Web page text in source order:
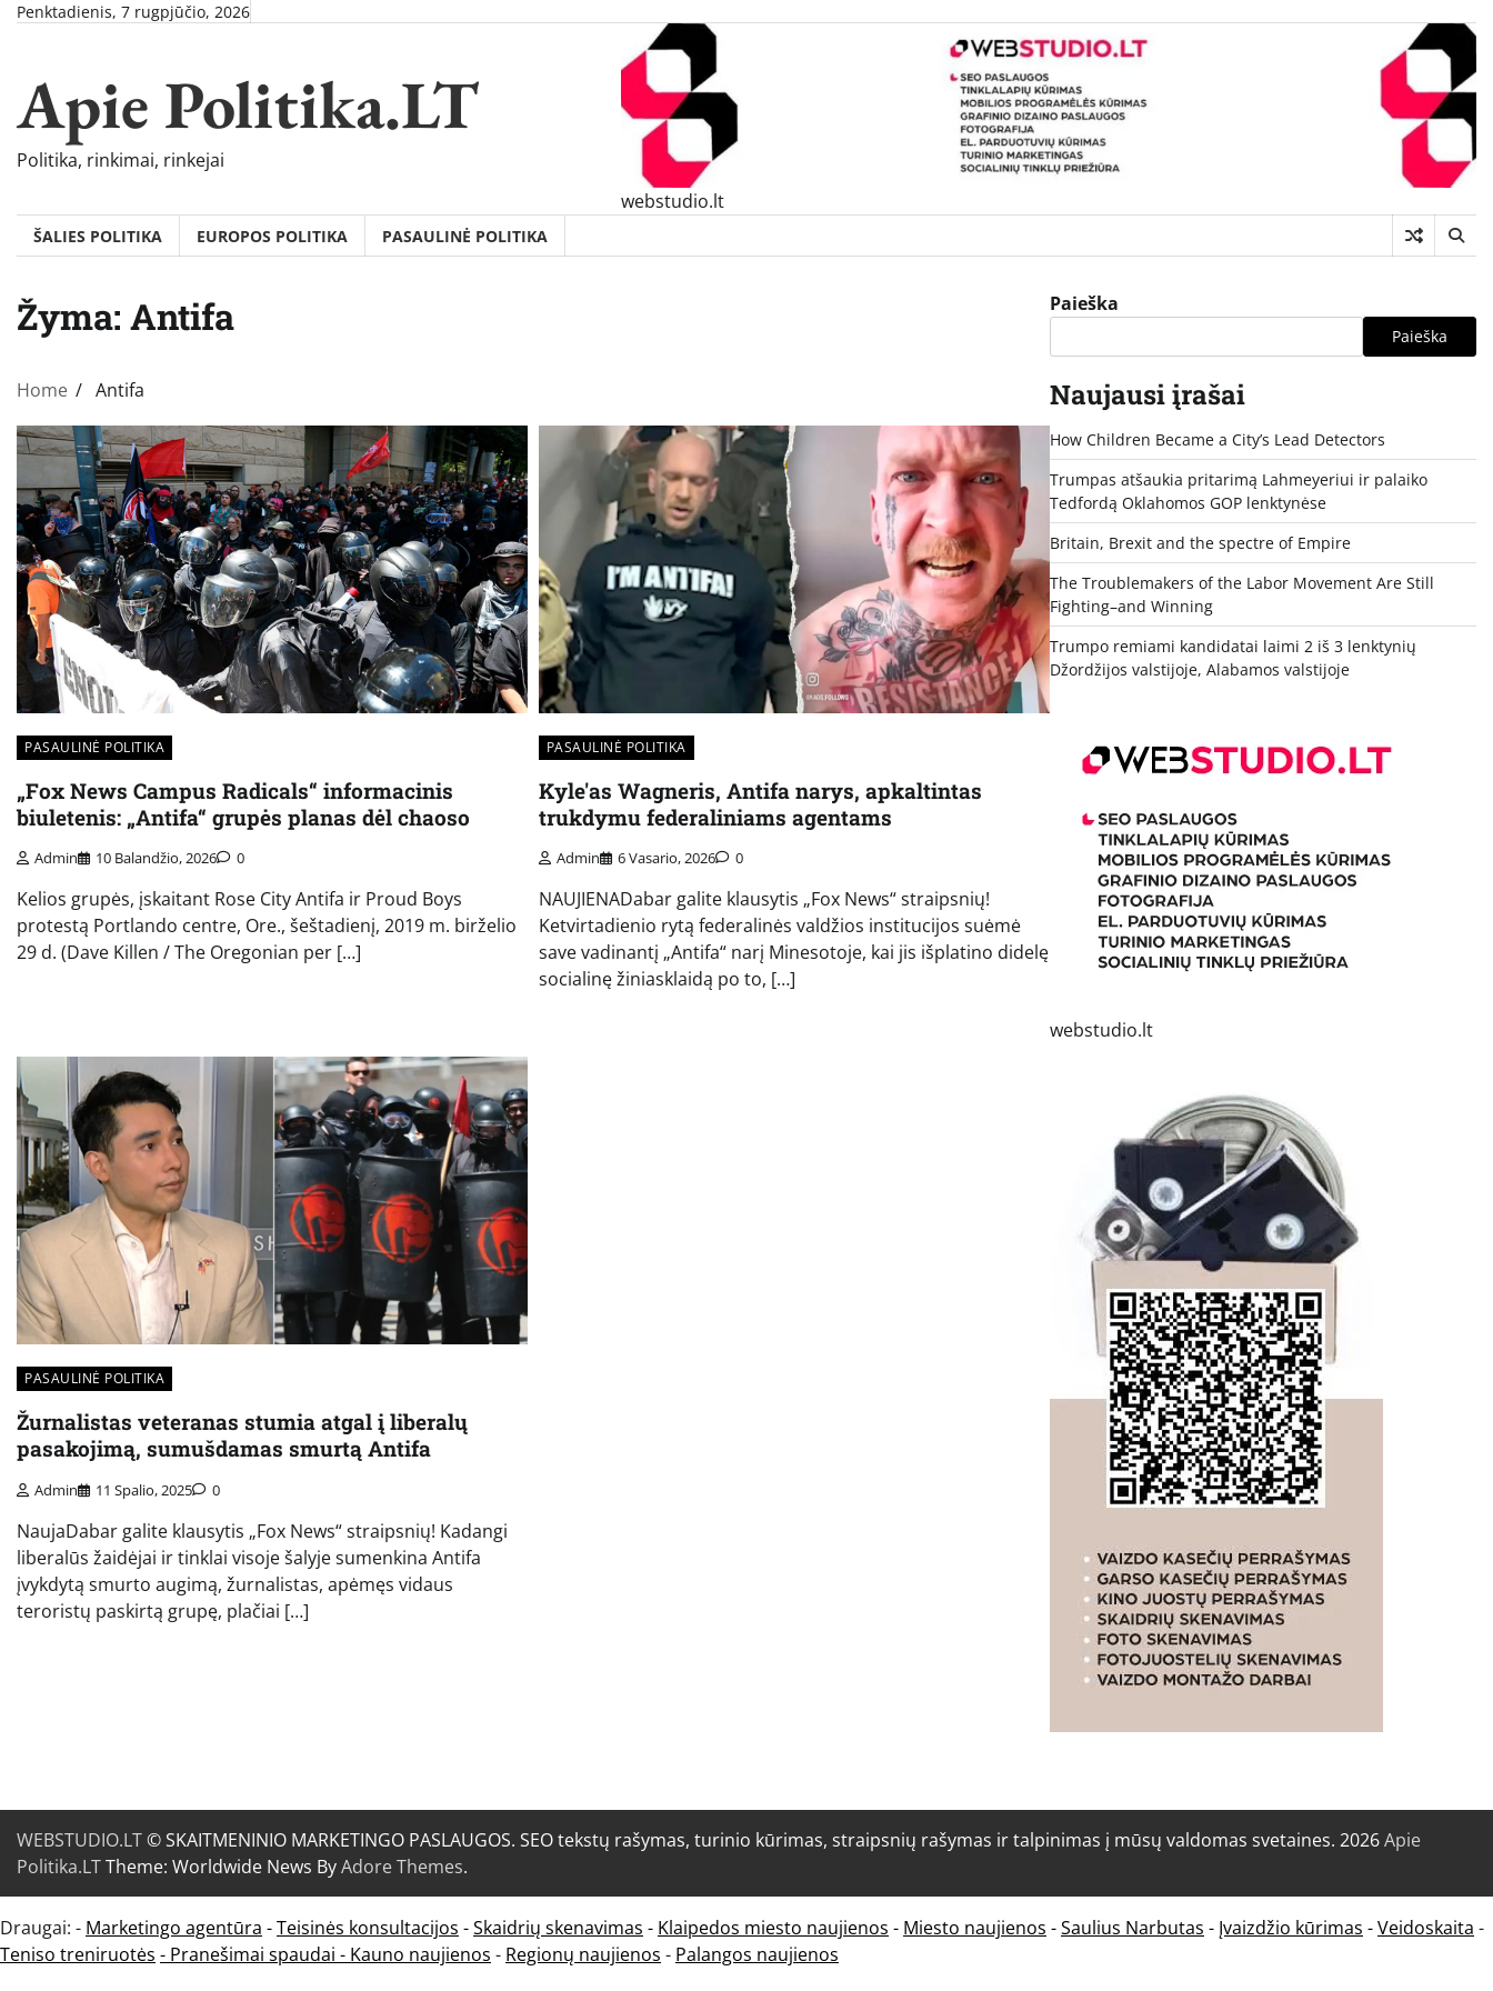
SkipPenktadienis, 7 rugpjūčio, 2026
Apie Politika.LT
Politika, rinkimai, rinkejai
webstudio.lt
ŠALIES POLITIKA EUROPOS POLITIKA PASAULINĖ POLITIKA
Žyma: Antifa
Home Antifa
PASAULINĖ POLITIKA
„Fox News Campus Radicals“ informacinis
biuletenis: „Antifa“ grupės planas dėl chaoso
Admin 10 Balandžio, 2026 0
Kelios grupės, įskaitant Rose City Antifa ir Proud Boys
protestą Portlando centre, Ore., šeštadienį, 2019 m. birželio
29 d. (Dave Killen / The Oregonian per […]
PASAULINĖ POLITIKA
Kyle'as Wagneris, Antifa narys, apkaltintas
trukdymu federaliniams agentams
Admin 6 Vasario, 2026 0
NAUJIENADabar galite klausytis „Fox News“ straipsnių!
Ketvirtadienio rytą federalinės valdžios institucijos suėmė
save vadinantį „Antifa“ narį Minesotoje, kai jis išplatino didelę
socialinę žiniasklaidą po to, […]
PASAULINĖ POLITIKA
Žurnalistas veteranas stumia atgal į liberalų
pasakojimą, sumušdamas smurtą Antifa
Admin 11 Spalio, 2025 0
NaujaDabar galite klausytis „Fox News“ straipsnių! Kadangi
liberalūs žaidėjai ir tinklai visoje šalyje sumenkina Antifa
įvykdytą smurto augimą, žurnalistas, apėmęs vidaus
teroristų paskirtą grupę, plačiai […]
Paieška
Paieška
Naujausi įrašai
How Children Became a City’s Lead Detectors
Trumpas atšaukia pritarimą Lahmeyeriui ir palaiko
Tedfordą Oklahomos GOP lenktynėse
Britain, Brexit and the spectre of Empire
The Troublemakers of the Labor Movement Are Still
Fighting–and Winning
Trumpo remiami kandidatai laimi 2 iš 3 lenktynių
Džordžijos valstijoje, Alabamos valstijoje
webstudio.lt
WEBSTUDIO.LT© SKAITMENINIO MARKETINGO PASLAUGOS. SEO tekstų rašymas, turinio kūrimas, straipsnių rašymas ir talpinimas į mūsų valdomas svetaines. 2026Apie
Politika.LTTheme: Worldwide News ByAdore Themes.
Draugai: - Marketingo agentūra -Teisinės konsultacijos -Skaidrių skenavimas - Klaipedos miesto naujienos - Miesto naujienos -Saulius Narbutas - Įvaizdžio kūrimas -Veidoskaita -
Teniso treniruotės - Pranešimai spaudai - Kauno naujienos - Regionų naujienos - Palangos naujienos